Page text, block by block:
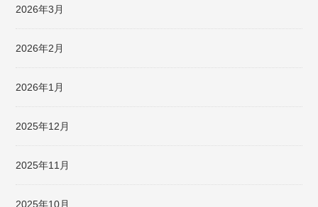
2026年3月
2026年2月
2026年1月
2025年12月
2025年11月
2025年10月